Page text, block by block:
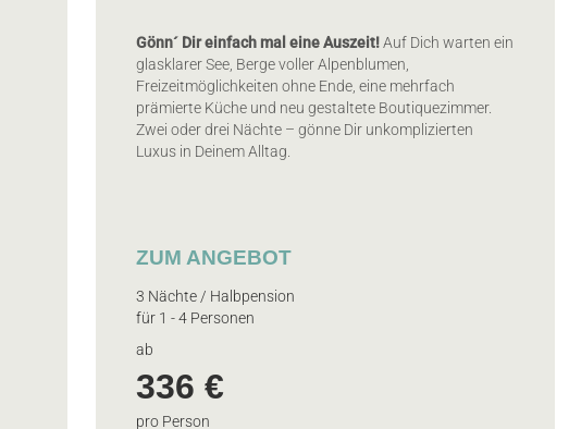
Gönn´ Dir einfach mal eine Auszeit!Auf Dich warten ein
glasklarer See, Berge voller Alpenblumen,
Freizeitmöglichkeiten ohne Ende, eine mehrfach
prämierte Küche und neu gestaltete Boutiquezimmer.
Zwei oder drei Nächte – gönne Dir unkomplizierten
Luxus in Deinem Alltag.
3 Nächte / Halbpension
für 1 - 4 Personen
ab
336 €
pro Person
ZUM ANGEBOT